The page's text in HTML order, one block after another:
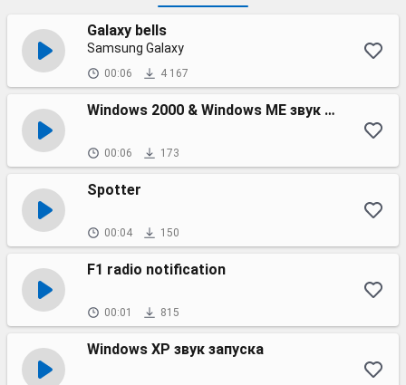
Galaxy bells
Samsung Galaxy
00:06 4 167
Windows 2000 & Windows ME звук запуска
00:06 173
Spotter
00:04 150
F1 radio notification
00:01 815
Windows XP звук запуска